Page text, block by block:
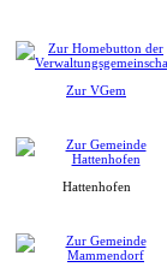
Zur VGem
Hattenhofen